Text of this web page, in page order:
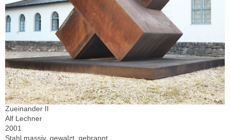
Zueinander II
Alf Lechner
2001
Stahl massiv, gewalzt, gebrannt